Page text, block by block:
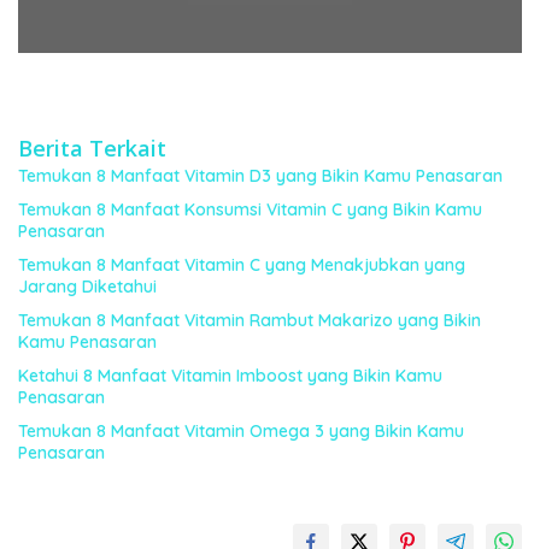
Berita Terkait
Temukan 8 Manfaat Vitamin D3 yang Bikin Kamu Penasaran
Temukan 8 Manfaat Konsumsi Vitamin C yang Bikin Kamu
Penasaran
Temukan 8 Manfaat Vitamin C yang Menakjubkan yang
Jarang Diketahui
Temukan 8 Manfaat Vitamin Rambut Makarizo yang Bikin
Kamu Penasaran
Ketahui 8 Manfaat Vitamin Imboost yang Bikin Kamu
Penasaran
Temukan 8 Manfaat Vitamin Omega 3 yang Bikin Kamu
Penasaran